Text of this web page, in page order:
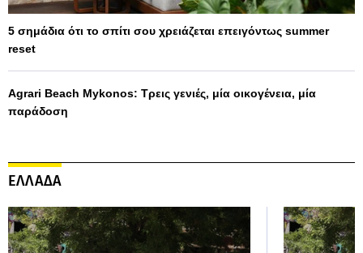
5 σημάδια ότι το σπίτι σου χρειάζεται επειγόντως summer
reset
Agrari Beach Mykonos: Τρεις γενιές, μία οικογένεια, μία
παράδοση
ΕΛΛΑΔΑ